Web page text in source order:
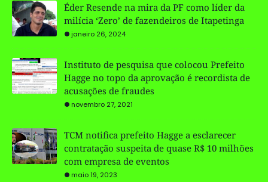
Éder Resende na mira da PF como líder da
milícia ‘Zero’ de fazendeiros de Itapetinga
janeiro 26, 2024
Instituto de pesquisa que colocou Prefeito
Hagge no topo da aprovação é recordista de
acusações de fraudes
novembro 27, 2021
TCM notifica prefeito Hagge a esclarecer
contratação suspeita de quase R$ 10 milhões
com empresa de eventos
maio 19, 2023